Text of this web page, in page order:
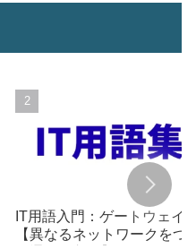
IT用語入門：ゲートウェイ
【異なるネットワークをつ